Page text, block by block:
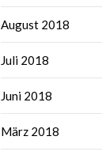
August 2018
Juli 2018
Juni 2018
März 2018